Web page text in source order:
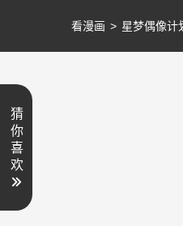
看漫画 > 星梦偶像计
猜
你
喜
欢